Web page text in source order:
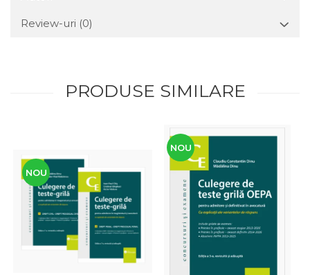
Review-uri (0)
PRODUSE SIMILARE
NOU
NOU